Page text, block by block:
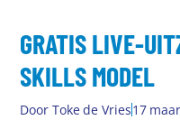
GRATIS LIVE-
SKILLS MODEL
Door Toke de Vries17